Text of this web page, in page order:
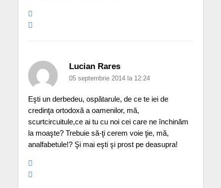
Lucian Rares
05 septembrie 2014 la 12:24
Eşti un derbedeu, ospătarule, de ce te iei de
credinţa ortodoxă a oamenilor, mă,
scurtcircuitule,ce ai tu cu noi cei care ne închinăm
la moaşte? Trebuie să-ţi cerem voie ţie, mă,
analfabetule!? Şi mai eşti şi prost pe deasupra!